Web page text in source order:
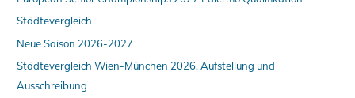
Städtevergleich
Neue Saison 2026-2027
Städtevergleich Wien-München 2026, Aufstellung und
Ausschreibung